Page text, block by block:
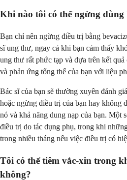
Khi nào tôi có thể ngừng dùng
Bạn chỉ nên ngừng điều trị bằng
sĩ ung thư, ngay cả khi bạn cảm thấy
ung thư rất phức tạp và dựa trên kết
và phản ứng tổng thể của bạn với liệu
Bác sĩ của bạn sẽ thường xuyên đánh
hoặc ngừng điều trị của bạn hay không
nó và khả năng dung nạp của bạn. Một
điều trị do tác dụng phụ, trong khi
trong nhiều tháng nếu việc điều trị có
Tôi có thể tiêm vắc-xin trong
không?